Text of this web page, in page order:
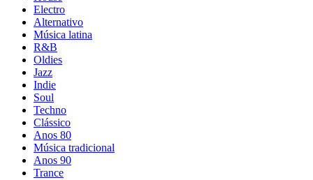
Electro
Alternativo
Música latina
R&B
Oldies
Jazz
Indie
Soul
Techno
Clássico
Anos 80
Música tradicional
Anos 90
Trance